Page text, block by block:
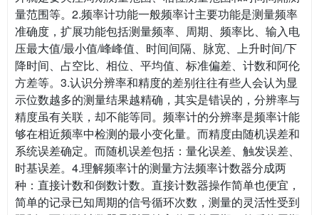
量范围等。2.频率计功能一般频率计主要功能是测量频率
准确度，扩展功能包括测量频率、周期、频率比、输入电
压最大值/最小值/峰峰值、时间间隔、脉宽、上升时间/下
降时间、占空比、相位、平均值、标准偏差、计数和阿伦
方差等。3.认识分辨率和精度的差别往往有些人会认为显
示位数越多的测量结果越精确，其实是错误的，分辨率与
精度虽有关联，却不能等同。频率计的分辨率是频率计能
够在相近频率中检测的最小变化量。而精度由随机误差和
系统误差确定。而随机误差包括：量化误差、触发误差、
时基误差。4.理解频率计的测量方法频率计数器分成两
种：直接计数和倒数计数。直接计数器操作简单也便宜，
简单的记录已知周期的信号循环次数，测量的灵活性受到